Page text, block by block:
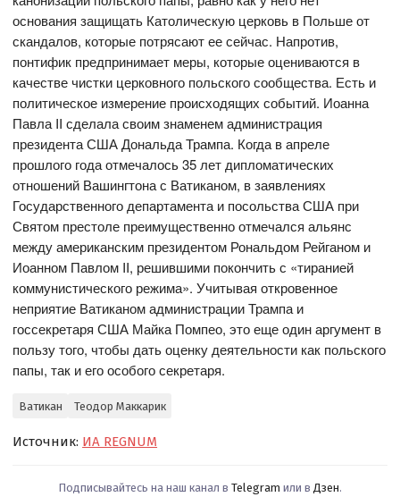
основания защищать Католическую церковь в Польше от
скандалов, которые потрясают ее сейчас. Напротив,
понтифик предпринимает меры, которые оцениваются в
качестве чистки церковного польского сообщества. Есть и
политическое измерение происходящих событий. Иоанна
Павла II сделала своим знаменем администрация
президента США Дональда Трампа. Когда в апреле
прошлого года отмечалось 35 лет дипломатических
отношений Вашингтона с Ватиканом, в заявлениях
Государственного департамента и посольства США при
Святом престоле преимущественно отмечался альянс
между американским президентом Рональдом Рейганом и
Иоанном Павлом II, решившими покончить с «тиранией
коммунистического режима». Учитывая откровенное
неприятие Ватиканом администрации Трампа и
госсекретаря США Майка Помпео, это еще один аргумент в
пользу того, чтобы дать оценку деятельности как польского
папы, так и его особого секретаря.
Ватикан Теодор Маккарик
Источник: ИА REGNUM
Подписывайтесь на наш канал в Telegram или в Дзен.